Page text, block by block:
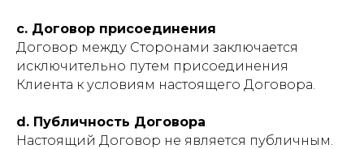
c. Договор присоединения
Договор между Сторонами заключается
исключительно путем присоединения
Клиента к условиям настоящего Договора.
d. Публичность Договора
Настоящий Договор не является публичным.